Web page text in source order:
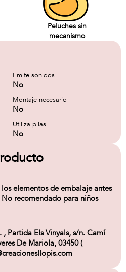
Peluches sin
mecanismo
Emite sonidos
No
Montaje necesario
No
Utiliza pilas
No
elementos de embalaje antes
recomendado para niños
, Partida Els Vinyals, s/n. Camí
De Mariola, 03450 (